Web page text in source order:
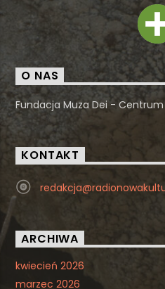
O NAS
Fundacja Muza Dei -
KONTAKT
ARCHIWA
kwiecień 2026
marzec 2026